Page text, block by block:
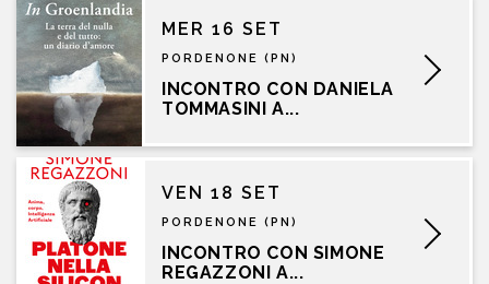
MER 16 SET
PORDENONE (PN)
INCONTRO CON DANIELA
TOMMASINI A...
VEN 18 SET
PORDENONE (PN)
INCONTRO CON SIMONE
REGAZZONI A...